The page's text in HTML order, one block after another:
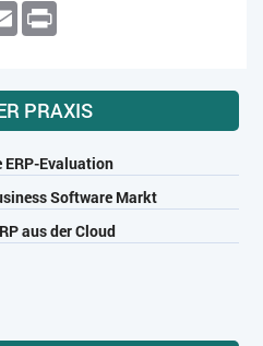
Email
PRAXIS
ERP-Evaluation
Software Markt
aus der Cloud